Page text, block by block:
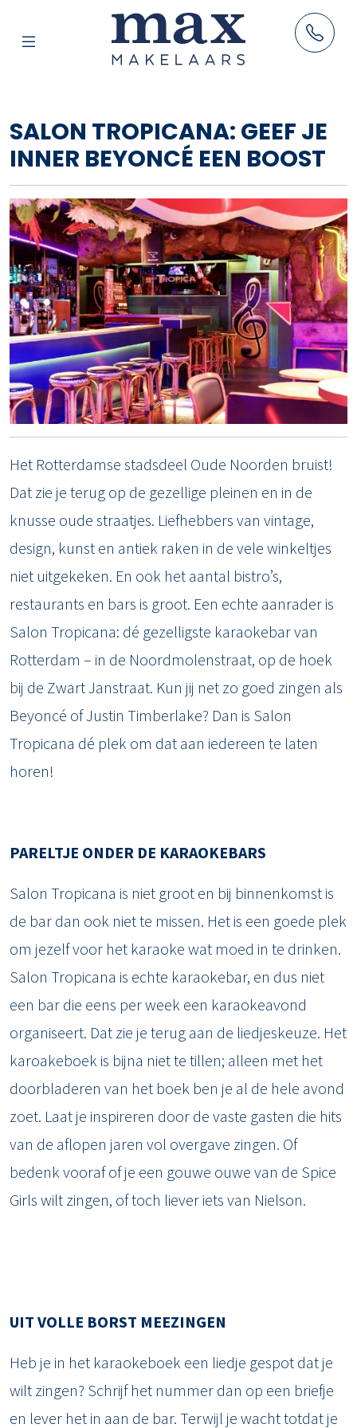
AANBOD
HUUR
AANKOOP
TAXATIES
RESULTATEN
BLOG
OVER ONS
SALON TROPICANA: GEEF JE
INNER BEYONCÉ EEN BOOST
Het Rotterdamse stadsdeel Oude Noorden bruist!
Dat zie je terug op de gezellige pleinen en in de
knusse oude straatjes. Liefhebbers van vintage,
design, kunst en antiek raken in de vele winkeltjes
niet uitgekeken. En ook het aantal bistro’s,
restaurants en bars is groot. Een echte aanrader is
Salon Tropicana: dé gezelligste karaokebar van
Rotterdam – in de Noordmolenstraat, op de hoek
bij de Zwart Janstraat. Kun jij net zo goed zingen als
Beyoncé of Justin Timberlake? Dan is Salon
Tropicana dé plek om dat aan iedereen te laten
horen!
PARELTJE ONDER DE KARAOKEBARS
Salon Tropicana is niet groot en bij binnenkomst is
de bar dan ook niet te missen. Het is een goede plek
om jezelf voor het karaoke wat moed in te drinken.
Salon Tropicana is echte karaokebar, en dus niet
een bar die eens per week een karaokeavond
organiseert. Dat zie je terug aan de liedjeskeuze. Het
karoakeboek is bijna niet te tillen; alleen met het
doorbladeren van het boek ben je al de hele avond
zoet. Laat je inspireren door de vaste gasten die hits
van de aflopen jaren vol overgave zingen. Of
bedenk vooraf of je een gouwe ouwe van de Spice
Girls wilt zingen, of toch liever iets van Nielson.
UIT VOLLE BORST MEEZINGEN
Heb je in het karaokeboek een liedje gespot dat je
wilt zingen? Schrijf het nummer dan op een briefje
en lever het in aan de bar. Terwijl je wacht totdat je